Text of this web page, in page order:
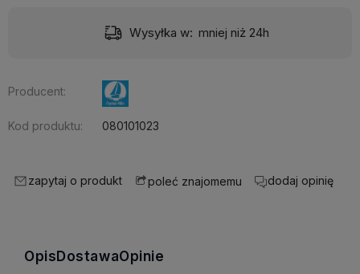
Wysyłka w: mniej niż 24h
Producent:
Kod produktu: 080101023
zapytaj o produkt poleć znajomemu dodaj opinię
Opis DostawaOpinie